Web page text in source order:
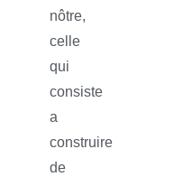
nôtre,
celle
qui
consiste
a
construire
de